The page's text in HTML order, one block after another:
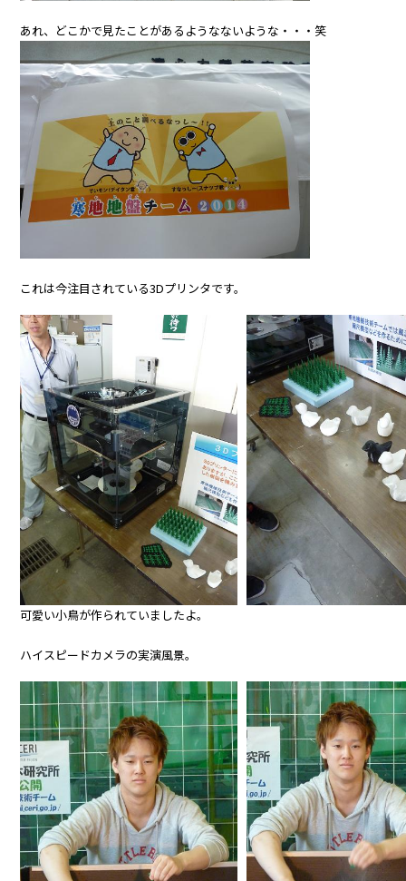
あれ、どこかで見たことがあるようなないような・・・笑
これは今注目されている3Dプリンタです。
可愛い小鳥が作られていましたよ。
ハイスピードカメラの実演風景。